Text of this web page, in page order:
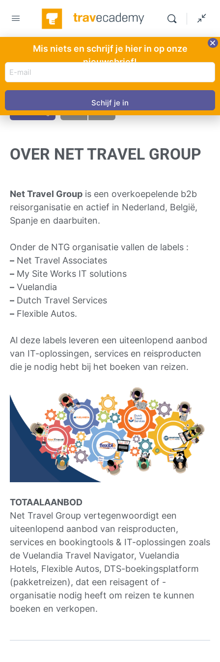
Net Travel Group
In uitvoering
OVER NET TRAVEL GROUP
Net Travel Group is een overkoepelende b2b
reisorganisatie en actief in Nederland, België,
Spanje en daarbuiten.
Onder de NTG organisatie vallen de labels :
– Net Travel Associates
– My Site Works IT solutions
– Vuelandia
– Dutch Travel Services
– Flexible Autos.
Al deze labels leveren een uiteenlopend aanbod
van IT-oplossingen, services en reisproducten
die je nodig hebt bij het boeken van reizen.
TOTAALAANBOD
Net Travel Group vertegenwoordigt een
uiteenlopend aanbod van reisproducten,
services en bookingtools & IT-oplossingen zoals
de Vuelandia Travel Navigator, Vuelandia
Hotels, Flexible Autos, DTS-boekingsplatform
(pakketreizen), dat een reisagent of -
organisatie nodig heeft om reizen te kunnen
boeken en verkopen.
Mis niets en schrijf je hier in op onze
nieuwsbrief!
E-
mail
adres